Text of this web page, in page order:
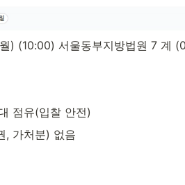
) (10:00) 서울동부지방법원 7 계
점유(입찰 안전)
, 가처분) 없음